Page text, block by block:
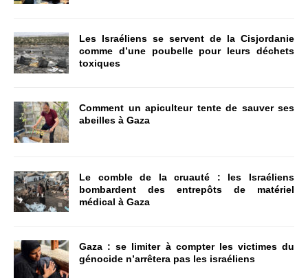
Les Israéliens se servent de la Cisjordanie
comme d’une poubelle pour leurs déchets
toxiques
Comment un apiculteur tente de sauver ses
abeilles à Gaza
Le comble de la cruauté : les Israéliens
bombardent des entrepôts de matériel
médical à Gaza
Gaza : se limiter à compter les victimes du
génocide n’arrêtera pas les israéliens